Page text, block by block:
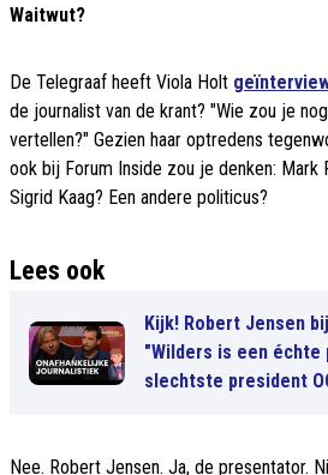
Waitwut?
De Telegraaf heeft Viola Holt
de journalist van de krant? "Wie zou je
vertellen?" Gezien haar optredens
ook bij Forum Inside zou je denken: Mark
Sigrid Kaag? Een andere politicus?
Lees ook
Kijk! Robert Jensen
"Wilders is een échte
slechtste president
Nee. Robert Jensen. Ja, de presentator.